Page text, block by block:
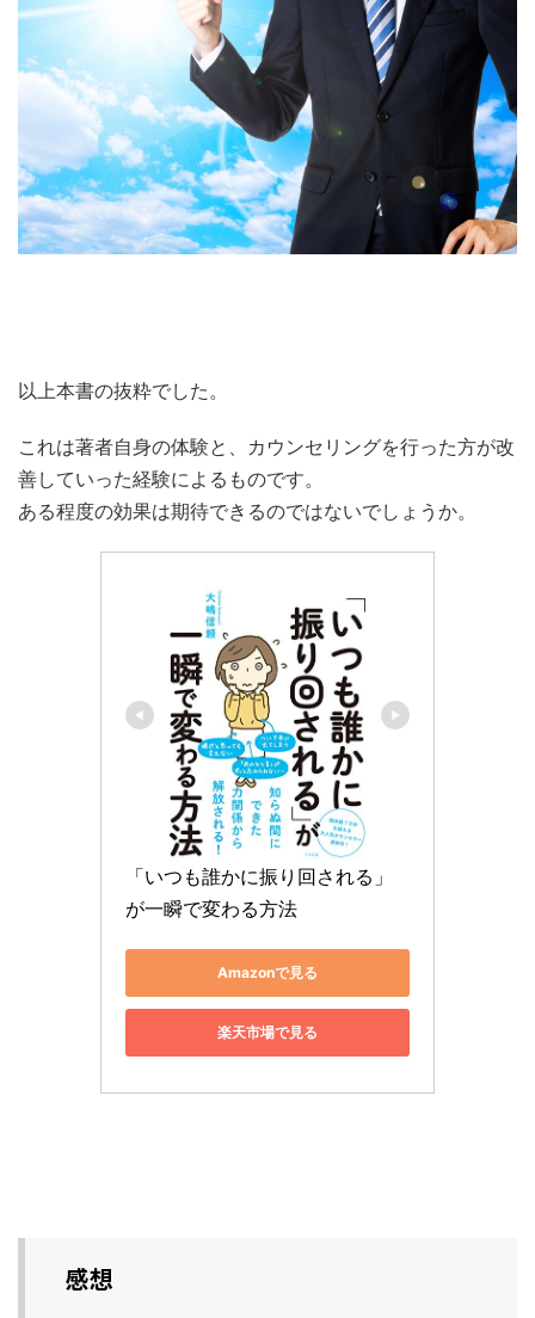
以上本書の抜粋でした。
これは著者自身の体験と、カウンセリングを行った方が改
善していった経験によるものです。
ある程度の効果は期待できるのではないでしょうか。
「いつも誰かに振り回される」
が一瞬で変わる方法
Amazonで見る
楽天市場で見る
感想